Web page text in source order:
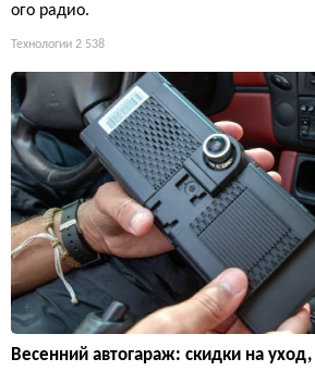
ого радио.
Технологии 2 538
Весенний автогараж: скидки на